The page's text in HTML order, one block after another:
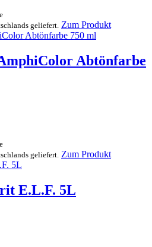
geliefert. Zum Produkt
Abtönfarbe
geliefert. Zum ProduktDieses
E.L.F. 5L